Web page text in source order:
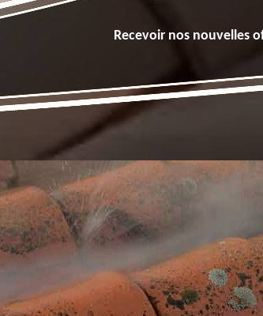
Recevoir nos nouvelles